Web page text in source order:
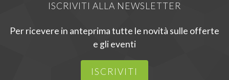
ISCRIVITI ALLA NEWSLETTER
Per ricevere in anteprima tutte le novità sulle offerte
e gli eventi
ISCRIVITI